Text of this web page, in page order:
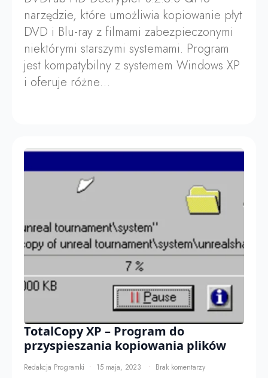
narzędzie, które umożliwia kopiowanie płyt
DVD i Blu-ray z filmami zabezpieczonymi
niektórymi starszymi systemami. Program
jest kompatybilny z systemem Windows XP
i oferuje różne…
TotalCopy XP – Program do
przyspieszania kopiowania plików
Redakcja Programki 15 maja, 2023 Brak komentarzy